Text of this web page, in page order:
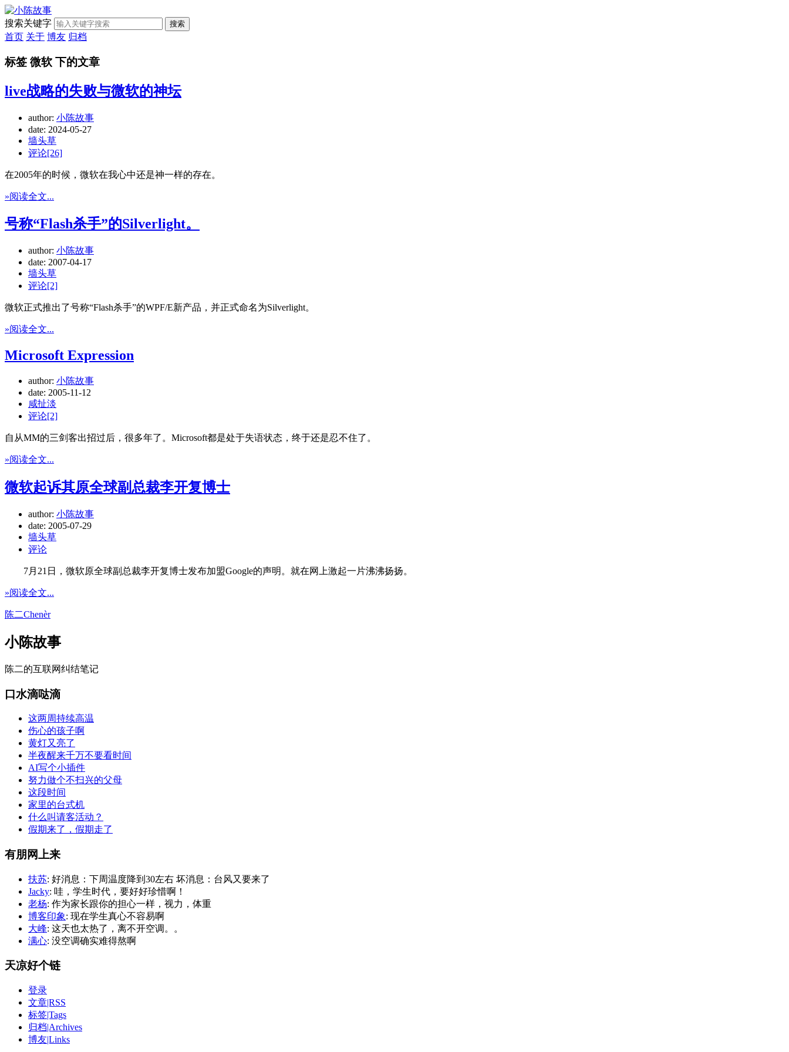
搜索关键字 搜索
首页 关于 博友 归档
标签 微软 下的文章
live战略的失败与微软的神坛
author: 小陈故事
date: 2024-05-27
墙头草
评论[26]
在2005年的时候，微软在我心中还是神一样的存在。
»阅读全文...
号称“Flash杀手”的Silverlight。
author: 小陈故事
date: 2007-04-17
墙头草
评论[2]
微软正式推出了号称“Flash杀手”的WPF/E新产品，并正式命名为Silverlight。
»阅读全文...
Microsoft Expression
author: 小陈故事
date: 2005-11-12
咸扯淡
评论[2]
自从MM的三剑客出招过后，很多年了。Microsoft都是处于失语状态，终于还是忍不住了。
»阅读全文...
微软起诉其原全球副总裁李开复博士
author: 小陈故事
date: 2005-07-29
墙头草
评论
7月21日，微软原全球副总裁李开复博士发布加盟Google的声明。就在网上激起一片沸沸扬扬。
»阅读全文...
陈二Chenèr
小陈故事
陈二的互联网纠结笔记
口水滴哒滴
这两周持续高温
伤心的孩子啊
黄灯又亮了
半夜醒来千万不要看时间
AI写个小插件
努力做个不扫兴的父母
这段时间
家里的台式机
什么叫请客活动？
假期来了，假期走了
有朋网上来
扶苏: 好消息：下周温度降到30左右 坏消息：台风又要来了
Jacky: 哇，学生时代，要好好珍惜啊！
老杨: 作为家长跟你的担心一样，视力，体重
博客印象: 现在学生真心不容易啊
大峰: 这天也太热了，离不开空调。。
满心: 没空调确实难得熬啊
天凉好个链
登录
文章|RSS
标签|Tags
归档|Archives
博友|Links